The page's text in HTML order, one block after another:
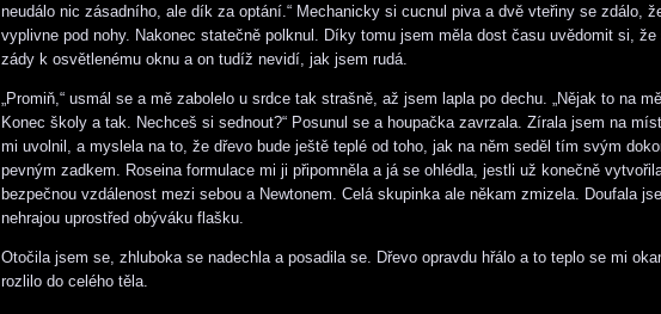
neudálo nic zásadního, ale dík za optání.“ Mechanicky si cucnul piva a dvě vteřiny se zdálo,
vyplivne pod nohy. Nakonec statečně polknul. Díky tomu jsem měla dost času uvědomit si, že
zády k osvětlenému oknu a on tudíž nevidí, jak jsem rudá.
„Promiň,“ usmál se a mě zabolelo u srdce tak strašně, až jsem lapla po dechu. „Nějak to na
Konec školy a tak. Nechceš si sednout?“ Posunul se a houpačka zavrzala. Zírala jsem na
mi uvolnil, a myslela na to, že dřevo bude ještě teplé od toho, jak na něm seděl tím svým
pevným zadkem. Roseina formulace mi ji připomněla a já se ohlédla, jestli už konečně
bezpečnou vzdálenost mezi sebou a Newtonem. Celá skupinka ale někam zmizela. Doufala
nehrajou uprostřed obýváku flašku.
Otočila jsem se, zhluboka se nadechla a posadila se. Dřevo opravdu hřálo a to teplo se mi
rozlilo do celého těla.